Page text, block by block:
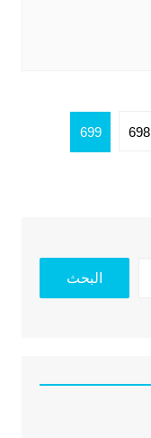
698
699
البحث